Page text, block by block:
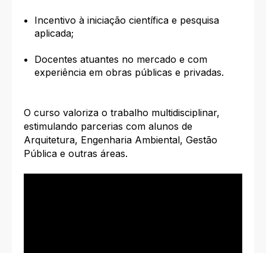
Incentivo à iniciação científica e pesquisa
aplicada;
Docentes atuantes no mercado e com
experiência em obras públicas e privadas.
O curso valoriza o trabalho multidisciplinar,
estimulando parcerias com alunos de
Arquitetura, Engenharia Ambiental, Gestão
Pública e outras áreas.